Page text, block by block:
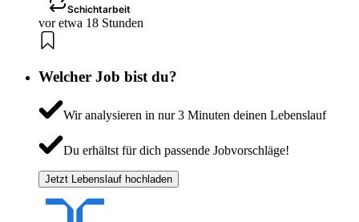
Schichtarbeit
vor etwa 18 Stunden
Welcher Job bist du?
Wir analysieren in nur 3 Minuten deinen Lebenslauf
Du erhältst für dich passende Jobvorschläge!
Jetzt Lebenslauf hochladen